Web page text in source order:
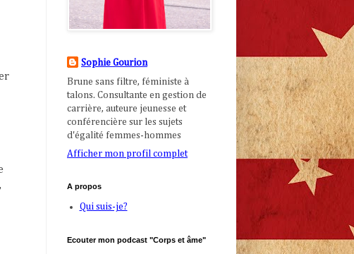
Sophie Gourion
Brune sans filtre, féministe à
talons. Consultante en gestion de
carrière, auteure jeunesse et
conférencière sur les sujets
d'égalité femmes-hommes
Afficher mon profil complet
A propos
Qui suis-je?
Ecouter mon podcast "Corps et âme"